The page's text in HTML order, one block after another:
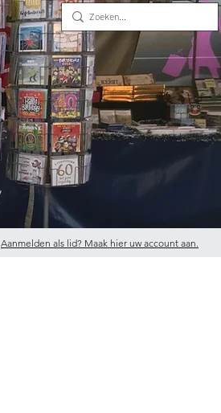
Aanmelden als lid? Maak hier uw account aan.